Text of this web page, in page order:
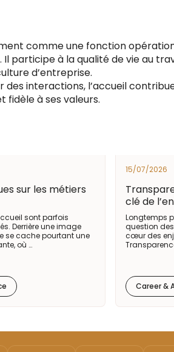
comme une fonction
Il participe à la qualité de vie au
d’entreprise.
des interactions, l’accueil
fidèle à ses valeurs.
sur les métiers
sont parfois
Derrière une image
se cache pourtant une
où …
15/07/2026
clé de
Longtemps
question
cœur des
Career &